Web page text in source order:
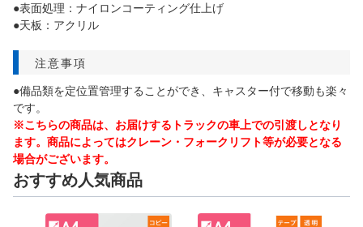
●表面処理：ナイロンコーティング仕上げ
●天板：アクリル
注意事項
●備品類を定位置管理することができ、キャスター付で移動も楽々
です。
※こちらの商品は、お届けするトラックの車上での引渡しとなり
ます。商品によってはクレーン・フォークリフト等が必要となる
場合がございます。
おすすめ人気商品